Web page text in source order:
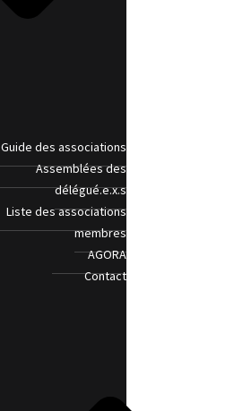
Guide des associations
Assemblées des
délégué.e.x.s
Liste des associations
membres
AGORA
Contact